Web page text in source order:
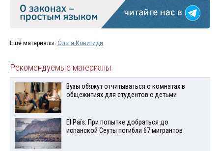
Ещё материалы: Ольга Ковитиди
Рекомендуемые материалы
Вузы обяжут отчитываться о комнатах в
общежитиях для студентов с детьми
El País: При попытке добраться до
испанской Сеуты погибли 67 мигрантов